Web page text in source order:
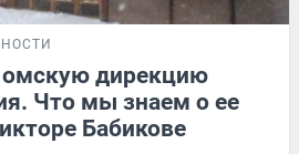
дирекцию
Что мы знаем о ее
Бабикове